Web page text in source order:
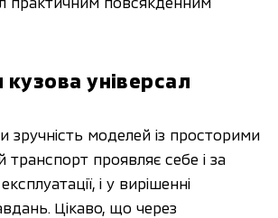
кузова універсал
зручність моделей із просторими
транспорт проявляє себе і за
і у вирішенні
Цікаво, що через